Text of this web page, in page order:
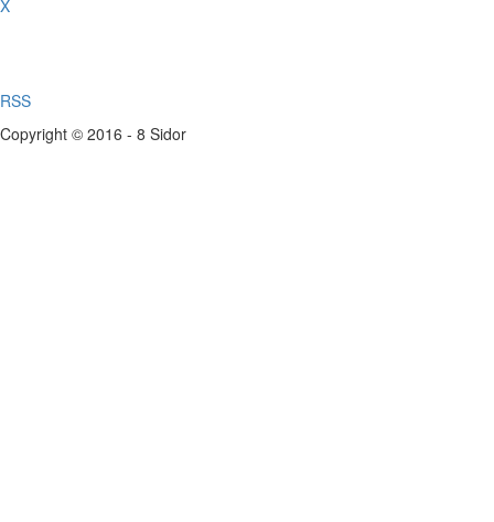
X
RSS
Copyright © 2016 - 8 Sidor